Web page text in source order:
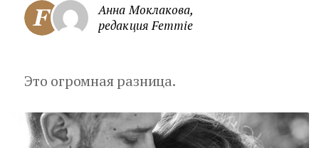
Анна Моклакова,
редакция Femmie
Это огромная разница.